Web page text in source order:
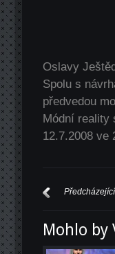
Oslavy
Spolu s
předvedou
Módní reality
12.7.2008 ve
Předcházející
Mohlo by